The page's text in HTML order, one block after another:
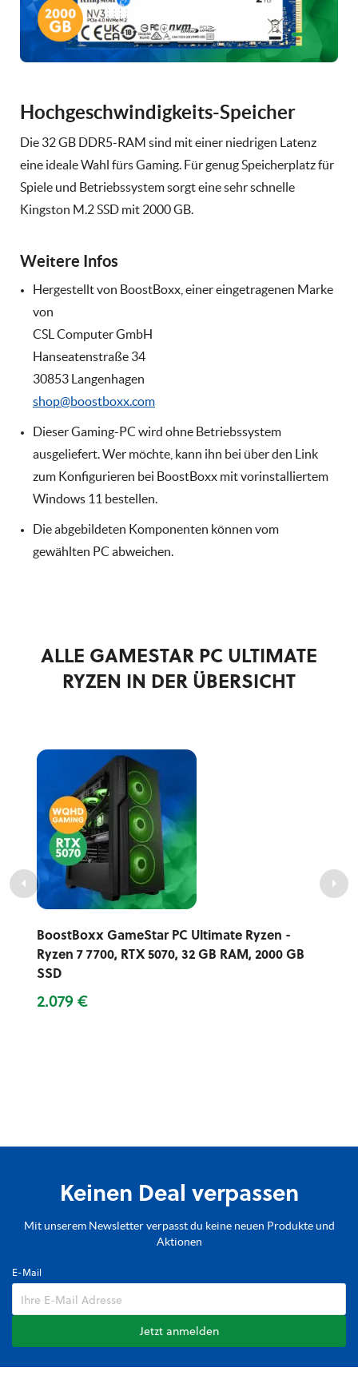
Hochgeschwindigkeits-Speicher
Die 32 GB DDR5-RAM sind mit einer niedrigen Latenz
eine ideale Wahl fürs Gaming. Für genug Speicherplatz für
Spiele und Betriebssystem sorgt eine sehr schnelle
Kingston M.2 SSD mit 2000 GB.
Weitere Infos
Hergestellt von BoostBoxx, einer eingetragenen Marke
von
CSL Computer GmbH
Hanseatenstraße 34
30853 Langenhagen
shop@boostboxx.com
Dieser Gaming-PC wird ohne Betriebssystem
ausgeliefert. Wer möchte, kann ihn bei über den Link
zum Konfigurieren bei BoostBoxx mit vorinstalliertem
Windows 11 bestellen.
Die abgebildeten Komponenten können vom
gewählten PC abweichen.
ALLE GAMESTAR PC ULTIMATE
RYZEN IN DER ÜBERSICHT
BoostBoxx GameStar PC Ultimate Ryzen -
Ryzen 7 7700, RTX 5070, 32 GB RAM, 2000 GB
SSD
2.079 €
Keinen Deal verpassen
Mit unserem Newsletter verpasst du keine neuen Produkte und
Aktionen
E-Mail
Jetzt anmelden